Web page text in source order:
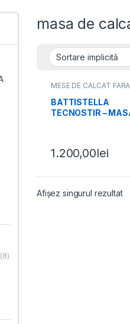
masa de
MESE DE CALCAT FARA
BATTISTELLA
TECNOSTIR –
1.200,00lei
Afișez singurul rezultat
(8)